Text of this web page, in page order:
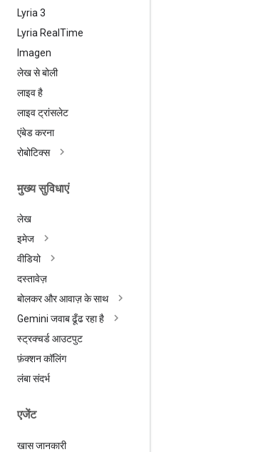
Lyria 3
Lyria Real Time
Imagen
लेख से बोली
लाइव है
लाइव ट्रांसलेट
एंबेड करना
रोबोटिक्स
मुख्य सुविधाएं
लेख
इमेज
वीडियो
दस्तावेज़
बोलकर और आवाज़ के साथ
Gemini जवाब ढूँढ रहा है
स्ट्रक्चर्ड आउटपुट
फ़ंक्शन कॉलिंग
लंबा संदर्भ
एजेंट
खास जानकारी